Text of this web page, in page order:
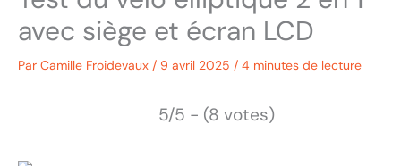
avec siège et écran LCD
Par Camille Froidevaux / 9 avril 2025 / 4 minutes de lecture
5/5 - (8 votes)